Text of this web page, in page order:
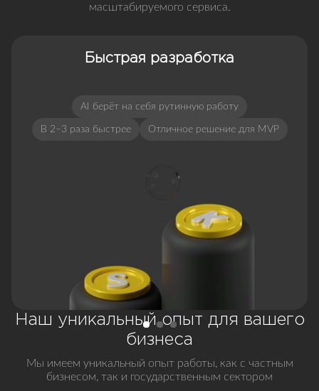
масштабируемого сервиса.
Быстрая разработка
AI берёт на себя рутинную работу
В 2–3 раза быстрее Отличное решение для MVP
Наш уникальный опыт для вашего
бизнеса
Мы имеем уникальный опыт работы, как с частным
бизнесом, так и государственным сектором